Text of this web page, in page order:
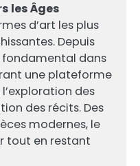
les Âges
d’art les plus
Depuis
fondamental dans
une plateforme
des
des récits. Des
modernes, le
tout en restant